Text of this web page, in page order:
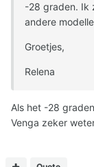
-28 graden. Ik
andere
Groetjes,
Relena
Als het -28
Venga zeker